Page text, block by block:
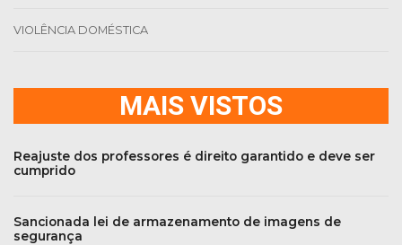
VIOLÊNCIA DOMÉSTICA
MAIS VISTOS
Reajuste dos professores é direito garantido e deve ser
cumprido
Sancionada lei de armazenamento de imagens de
segurança